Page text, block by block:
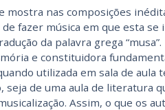
mostra nas composições
fazer música em que esta
da palavra grega
e constituidora
utilizada em sala de
seja de uma aula de literatura
Assim, o que os